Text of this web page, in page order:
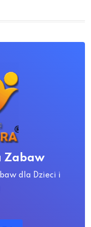
Zabaw
dla Dzieci i